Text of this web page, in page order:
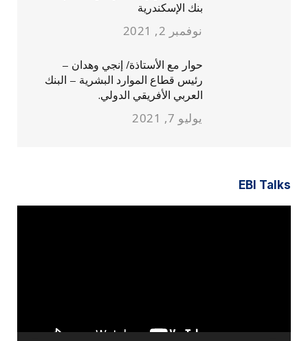
بنك الإسكندرية
نوفمبر 2, 2021
حوار مع الأستاذة/ إنجي وهدان –
رئيس قطاع الموارد البشرية – البنك
العربي الأفريقي الدولي.
يوليو 7, 2021
EBI Talks